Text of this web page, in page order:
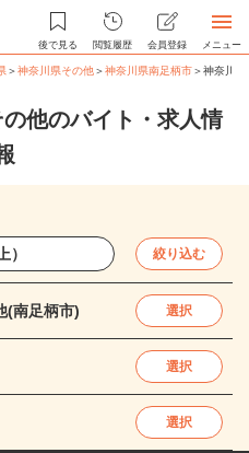
後で見る 閲覧履歴 会員登録 メニュー
＞神奈川県その他＞神奈川県南足柄市＞神奈川
他のバイト・求人情
絞り込む
(南足柄市) 選択
選択
選択